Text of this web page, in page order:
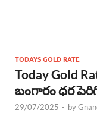
TODAYS GOLD RATE
Today Gold
బంగారం ధర
29/07/2025 - by